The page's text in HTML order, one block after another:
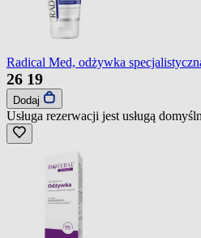
Radical Med, odżywka
26 19
Dodaj
Usługa rezerwacji jest usługą